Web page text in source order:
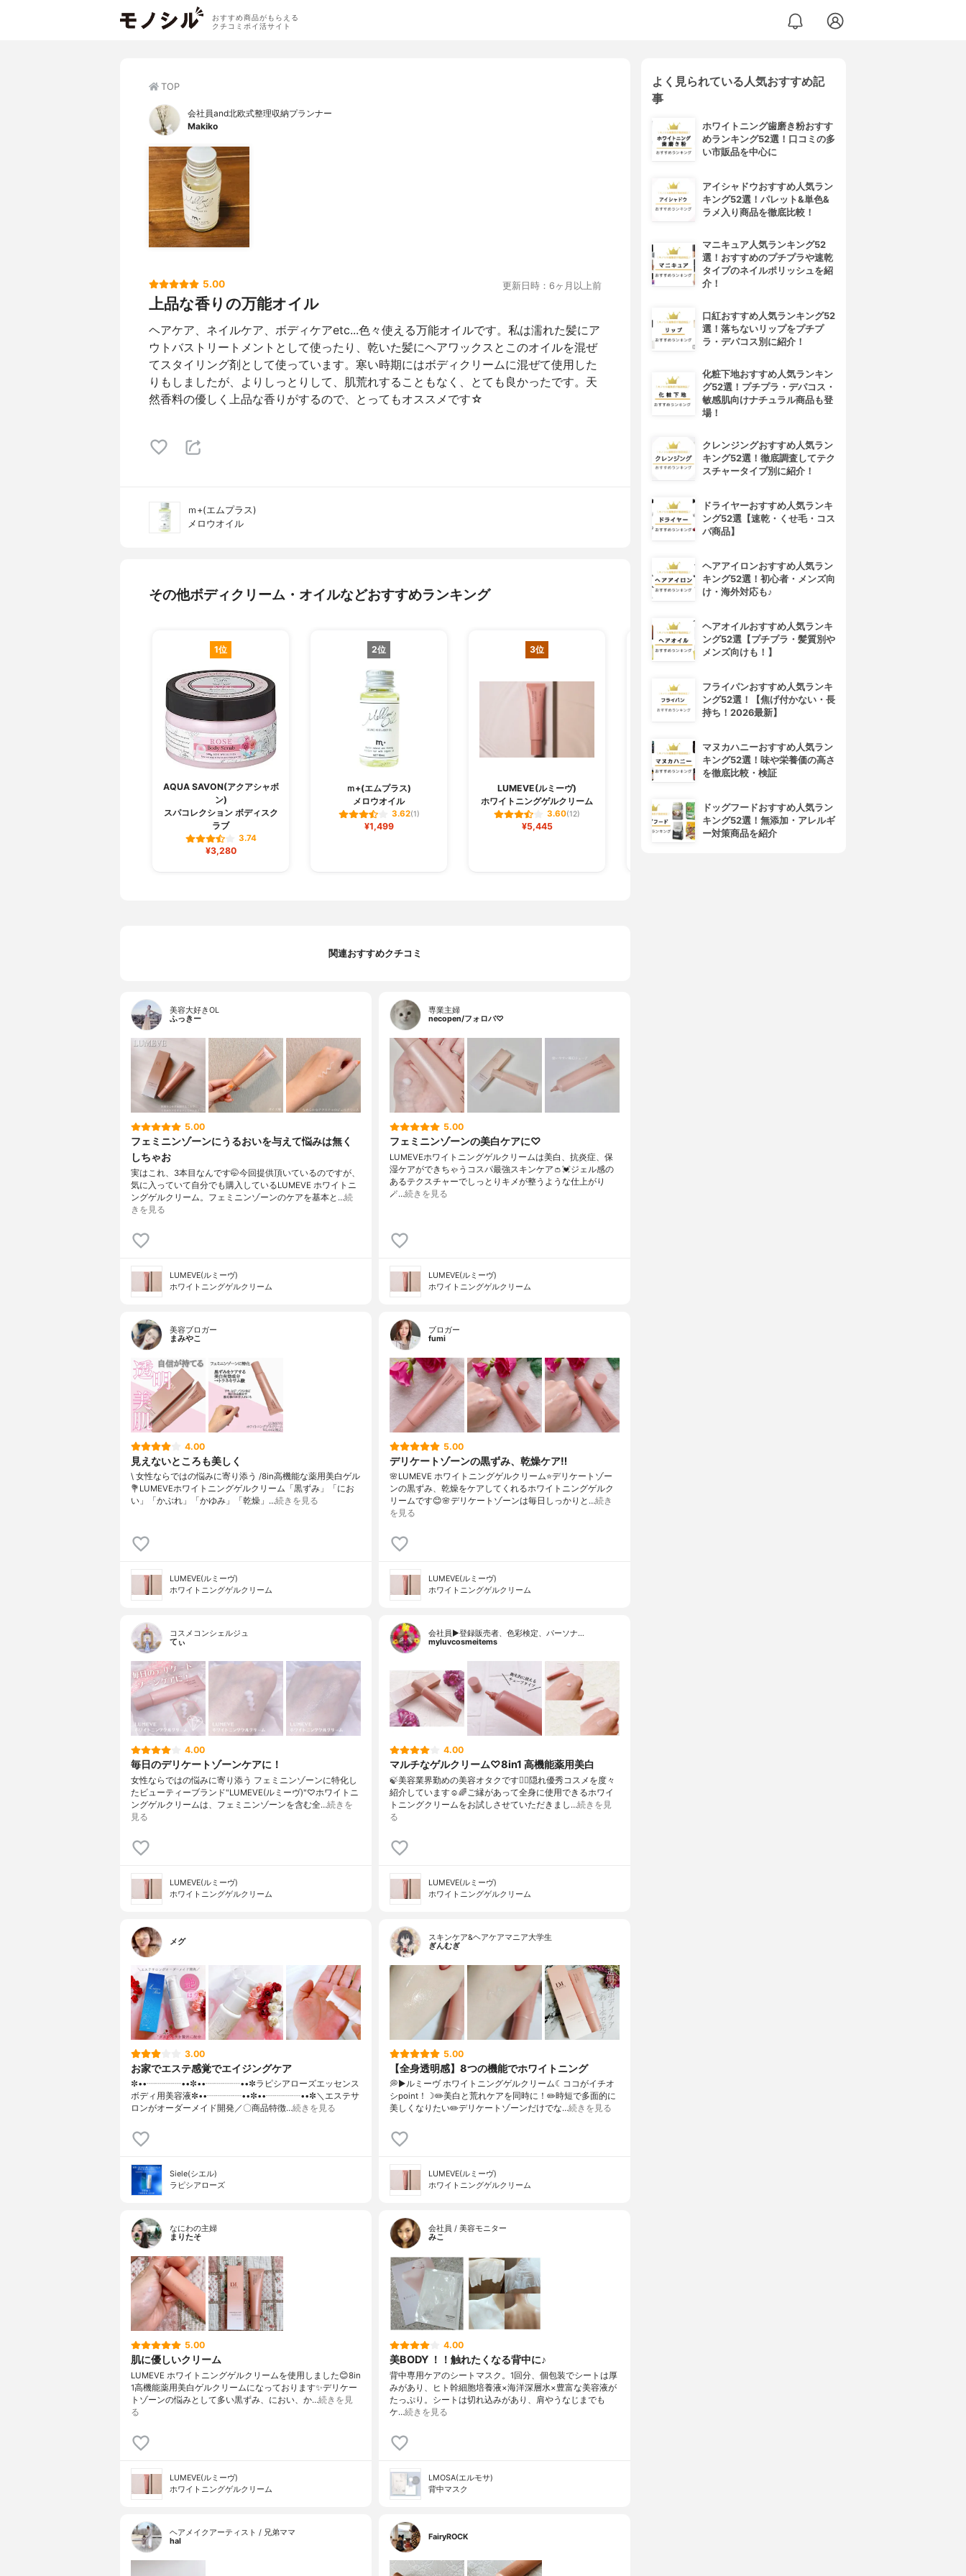
おすすめ商品がもらえる
クチコミポイ活サイト
TOP
会社員and北欧式整理収納プランナー
Makiko
5.00 更新日時：6ヶ月以上前
上品な香りの万能オイル
ヘアケア、ネイルケア、ボディケアetc...色々使える万能オイルです。私は濡れた髪にア
ウトバストリートメントとして使ったり、乾いた髪にヘアワックスとこのオイルを混ぜ
てスタイリング剤として使っています。寒い時期にはボディクリームに混ぜて使用した
りもしましたが、よりしっとりして、肌荒れすることもなく、とても良かったです。天
然香料の優しく上品な香りがするので、とってもオススメです☆
ｍ+(エムプラス)
メロウオイル
その他ボディクリーム・オイルなどおすすめランキング
1位
AQUA SAVON(アクアシャボ
ン)
スパコレクション ボディスク
ラブ
3.74
¥3,280
2位
ｍ+(エムプラス)
メロウオイル
3.62(1)
¥1,499
3位
LUMEVE(ルミーヴ)
ホワイトニングゲルクリーム
3.60(12)
¥5,445
4位
ネックエステミスト
3.60 (1)
¥3,980
マスカット ハイドレーティン
グ スージングジェル
関連おすすめクチコミ
美容大好きOL
ふっきー
5.00
フェミニンゾーンにうるおいを与えて悩みは無く
しちゃお
実はこれ、3本目なんです🤭今回提供頂いているのですが、
気に入っていて自分でも購入しているLUMEVE ホワイトニ
ングゲルクリーム。フェミニンゾーンのケアを基本と…続
きを見る
LUMEVE(ルミーヴ)
ホワイトニングゲルクリーム
専業主婦
necopen/フォロバ♡
5.00
フェミニンゾーンの美白ケアに♡
LUMEVEホワイトニングゲルクリームは美白、抗炎症、保
湿ケアができちゃうコスパ最強スキンケア👛💓ジェル感の
あるテクスチャーでしっとりキメが整うような仕上がり
🪄…続きを見る
LUMEVE(ルミーヴ)
ホワイトニングゲルクリーム
美容ブロガー
まみやこ
4.00
見えないところも美しく
\ 女性ならではの悩みに寄り添う /⁡8in高機能な薬用美白ゲル⁡⁡
💐LUMEVEホワイトニングゲルクリーム⁡⁡「黒ずみ」「にお
い」「かぶれ」「かゆみ」「乾燥」…続きを見る
LUMEVE(ルミーヴ)
ホワイトニングゲルクリーム
ブロガー
fumi
5.00
デリケートゾーンの黒ずみ、乾燥ケア‼️
🌸LUMEVE ホワイトニングゲルクリーム⭐️デリケートゾー
ンの黒ずみ、乾燥をケアしてくれるホワイトニングゲルク
リームです😊🌸デリケートゾーンは毎日しっかりと…続き
を見る
LUMEVE(ルミーヴ)
ホワイトニングゲルクリーム
コスメコンシェルジュ
てぃ
4.00
毎日のデリケートゾーンケアに！
女性ならではの悩みに寄り添う フェミニンゾーンに特化し
たビューティーブランド"LUMEVE(ルミーヴ)"♡ホワイトニ
ングゲルクリームは、フェミニンゾーンを含む全…続きを
見る
LUMEVE(ルミーヴ)
ホワイトニングゲルクリーム
会社員▶︎登録販売者、色彩検定、パーソナ…
myluvcosmeitems
4.00
マルチなゲルクリーム♡8in1 高機能薬用美白
🍃美容業界勤めの美容オタクです💁‍♀️⁡隠れ優秀コスメを度々
紹介しています☺️🌈⁡⁡ご縁があって全身に使用できるホワイ
トニングクリームをお試しさせていただきまし…続きを見
る
LUMEVE(ルミーヴ)
ホワイトニングゲルクリーム
メグ
3.00
お家でエステ感覚でエイジングケア
✼••┈┈┈┈••✼••┈┈┈┈••✼ラピシアローズエッセンス
ボディ用美容液✼••┈┈┈┈••✼••┈┈┈┈••✼＼エステサ
ロンがオーダーメイド開発／〇商品特徴…続きを見る
Siele(シエル)
ラピシアローズ
スキンケア&ヘアケアマニア大学生
ぎんむぎ
5.00
【全身透明感】8つの機能でホワイトニング
💭▶️ルミーヴ ホワイトニングゲルクリーム☾ココがイチオ
シpoint！☽✏️美白と荒れケアを同時に！✏️時短で多面的に
美しくなりたい✏️デリケートゾーンだけでな…続きを見る
LUMEVE(ルミーヴ)
ホワイトニングゲルクリーム
なにわの主婦
まりたそ
5.00
肌に優しいクリーム
LUMEVE ホワイトニングゲルクリームを使用しました😊8in
1高機能薬用美白ゲルクリームになっております✨デリケー
トゾーンの悩みとして多い黒ずみ、におい、か…続きを見
る
LUMEVE(ルミーヴ)
ホワイトニングゲルクリーム
会社員 / 美容モニター
みこ
4.00
美BODY ！！触れたくなる背中に♪
背中専用ケアのシートマスク。1回分、個包装でシートは厚
みがあり、ヒト幹細胞培養液×海洋深層水×豊富な美容液が
たっぷり。シートは切れ込みがあり、肩やうなじまでも
ケ…続きを見る
LMOSA(エルモサ)
背中マスク
ヘアメイクアーティスト / 兄弟ママ
hal
FairyROCK
よく見られている人気おすすめ記
事
ホワイトニング歯磨き粉おすす
めランキング52選！口コミの多
い市販品を中心に
アイシャドウおすすめ人気ラン
キング52選！パレット&単色&
ラメ入り商品を徹底比較！
マニキュア人気ランキング52
選！おすすめのプチプラや速乾
タイプのネイルポリッシュを紹
介！
口紅おすすめ人気ランキング52
選！落ちないリップをプチプ
ラ・デパコス別に紹介！
化粧下地おすすめ人気ランキン
グ52選！プチプラ・デパコス・
敏感肌向けナチュラル商品も登
場！
クレンジングおすすめ人気ラン
キング52選！徹底調査してテク
スチャータイプ別に紹介！
ドライヤーおすすめ人気ランキ
ング52選【速乾・くせ毛・コス
パ商品】
ヘアアイロンおすすめ人気ラン
キング52選！初心者・メンズ向
け・海外対応も♪
ヘアオイルおすすめ人気ランキ
ング52選【プチプラ・髪質別や
メンズ向けも！】
フライパンおすすめ人気ランキ
ング52選！【焦げ付かない・長
持ち！2026最新】
マヌカハニーおすすめ人気ラン
キング52選！味や栄養価の高さ
を徹底比較・検証
ドッグフードおすすめ人気ラン
キング52選！無添加・アレルギ
ー対策商品を紹介